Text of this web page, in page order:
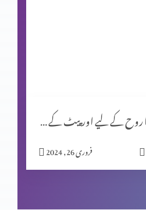
کرسمس اسپیشل: غذا روح کے لیے اور پیٹ کے لیے؟
فروری 26, 2024